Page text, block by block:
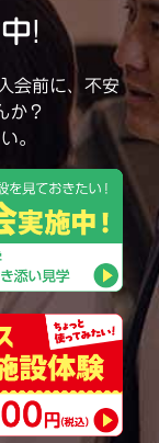
!
入会前に、不安
か？
。